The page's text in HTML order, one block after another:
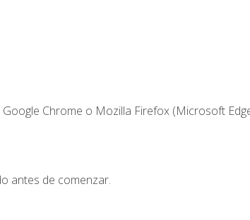
Chrome o Mozilla Firefox (Microsoft
antes de comenzar.